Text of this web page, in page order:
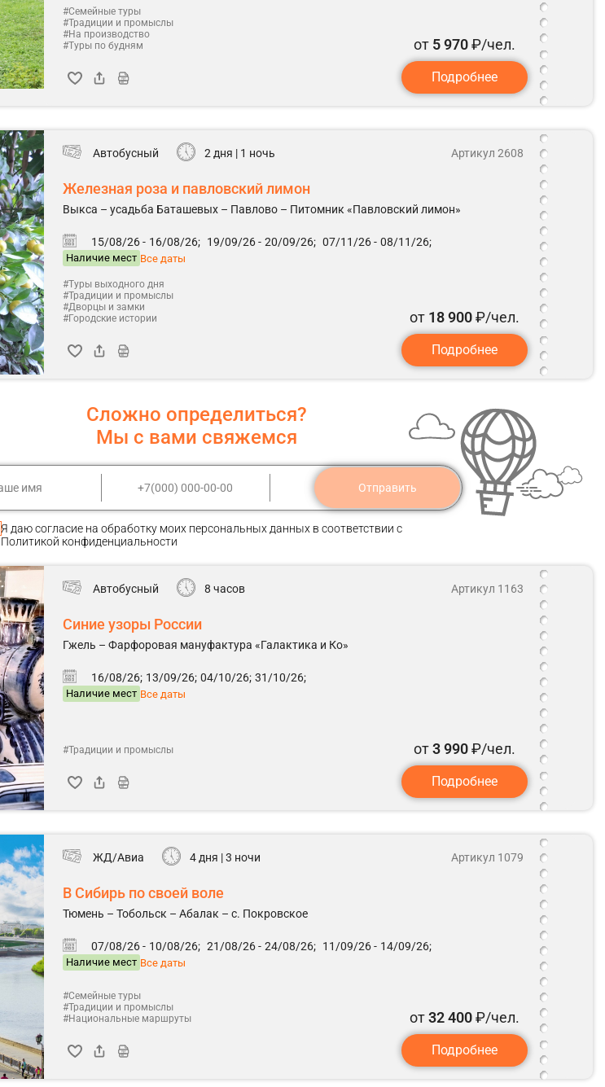
#Семейные туры
#Традиции и промыслы
#На производство
#Туры по будням
от 5 970₽/чел.
Подробнее
Автобусный 2 дня | 1 ночь
Железная роза и павловский лимон
Выкса – усадьба Баташевых – Павлово – Питомник «Павловский лимон»
15/08/26 - 16/08/26; 19/09/26 - 20/09/26; 07/11/26 - 08/11/26;
Наличие мест Все даты
Артикул 2608
#Туры выходного дня
#Традиции и промыслы
#Дворцы и замки
#Городские истории
от 18 900₽/чел.
Подробнее
Сложно определиться?
Мы с вами свяжемся
Отправить
Я даюсогласие на обработку моих персональных данных в соответствии с
Политикой конфиденциальности
Автобусный 8 часов
Синие узоры России
Гжель – Фарфоровая мануфактура «Галактика и Ко»
16/08/26; 13/09/26; 04/10/26; 31/10/26;
Наличие мест Все даты
Артикул 1163
#Традиции и промыслы от3 990₽/чел.
Подробнее
ЖД/Авиа 4 дня | 3 ночи
В Сибирь по своей воле
Тюмень – Тобольск – Абалак – с. Покровское
07/08/26 - 10/08/26; 21/08/26 - 24/08/26; 11/09/26 - 14/09/26;
Наличие мест Все даты
Артикул 1079
#Семейные туры
#Традиции и промыслы
#Национальные маршруты
от32 400₽/чел.
Подробнее